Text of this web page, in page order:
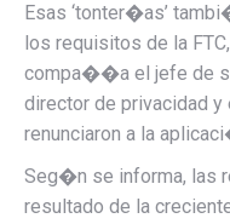
Esas ‘tonter�as’
los requisitos de la
compa��a el jefe de
director de privacidad
renunciaron a la
Seg�n se informa, las
resultado de la